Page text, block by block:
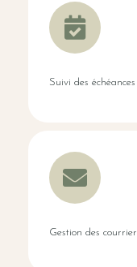
Suivi des
Gestion des